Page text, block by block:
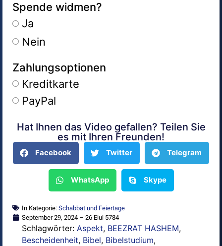
Spende widmen?
Ja
Nein
Zahlungsoptionen
Kreditkarte
PayPal
Alternative:
Hat Ihnen das Video gefallen? Teilen Sie
es mit Ihren Freunden!
Facebook Twitter Telegram
WhatsApp Skype
In Kategorie: Schabbat und Feiertage
September 29, 2024 – 26 Elul 5784
Schlagwörter: Aspekt, BEEZRAT HASHEM,
Bescheidenheit, Bibel, Bibelstudium,